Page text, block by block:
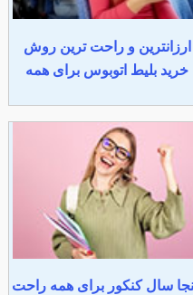
ارزانترین و راحت ترین روش
خرید بلیط اتوبوس برای همه
سال کنکور برای همه راحت